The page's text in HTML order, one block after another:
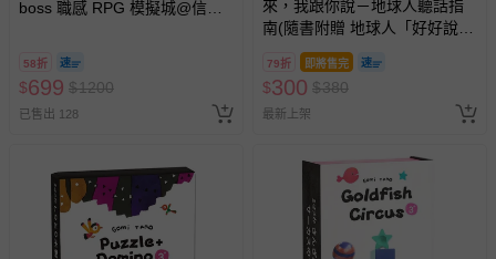
boss 職感 RPG 模擬城@信義
券，於展期現場憑訂單編號兌
換，依現場梯次安排入場，逾
期作廢) (兒童票(2歲以上)贈一
名陪伴成人)
58折
$699 $1200
已售出 128
來，我跟你說－地球人聽話指
南(隨書附贈 地球人「好好說
話」貼紙)
79折 即將售完
$300 $380
最新上架